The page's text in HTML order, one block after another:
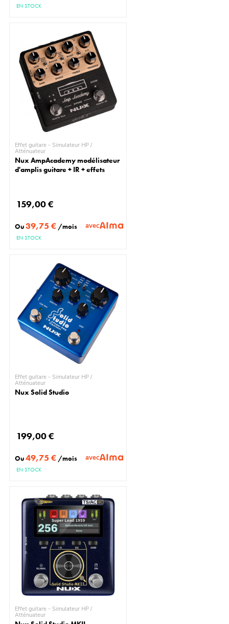
EN STOCK
Effet guitare - Simulateur HP /
Atténuateur
Nux AmpAcademy modélisateur
d'amplis guitare + IR + effets
159,00 €
Ou39,75 € /mois avec
EN STOCK
Effet guitare - Simulateur HP /
Atténuateur
Nux Solid Studio
199,00 €
Ou49,75 € /mois avec
EN STOCK
Effet guitare - Simulateur HP /
Atténuateur